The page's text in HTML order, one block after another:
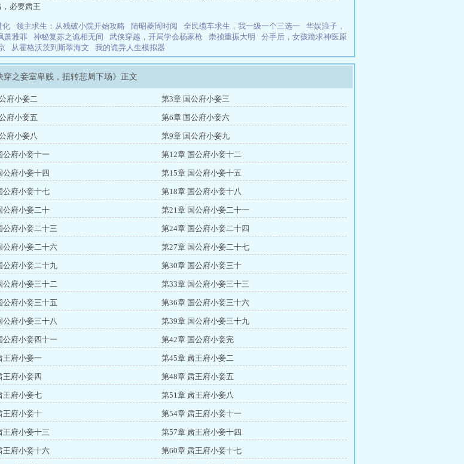
必要肃王
化 领主求生：从残破小院开始攻略 陆昭菱周时阅 全民缆车求生，我一级一个三选一
华娱浪子，
萧雅菲 神秘复苏之诡相无间 武侠穿越，开局学会杨家枪 崇祯重振大明
分手后，女孩跪求神医原
从霍格沃茨到斯翠海文 我的诡异人生模拟器
穿之妾室卑贱，扭转悲局下场》正文
府小妾二 第3章 国公府小妾三
府小妾五 第6章 国公府小妾六
府小妾八 第9章 国公府小妾九
公府小妾十一 第12章 国公府小妾十二
公府小妾十四 第15章 国公府小妾十五
公府小妾十七 第18章 国公府小妾十八
公府小妾二十 第21章 国公府小妾二十一
公府小妾二十三 第24章 国公府小妾二十四
公府小妾二十六 第27章 国公府小妾二十七
公府小妾二十九 第30章 国公府小妾三十
公府小妾三十二 第33章 国公府小妾三十三
公府小妾三十五 第36章 国公府小妾三十六
公府小妾三十八 第39章 国公府小妾三十九
公府小妾四十一 第42章 国公府小妾完
王府小妾一 第45章 肃王府小妾二
王府小妾四 第48章 肃王府小妾五
王府小妾七 第51章 肃王府小妾八
王府小妾十 第54章 肃王府小妾十一
王府小妾十三 第57章 肃王府小妾十四
王府小妾十六 第60章 肃王府小妾十七